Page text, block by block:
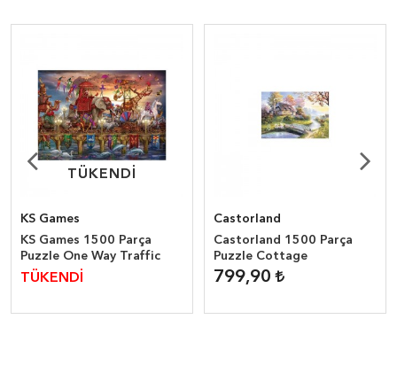
TÜKENDİ
TÜKENDİ
KS Games
KS Games 1500 Parça
Puzzle One Way Traffic
TÜKENDİ
Castorland
Castorland 1500 Parça
Puzzle Cottage
799,90